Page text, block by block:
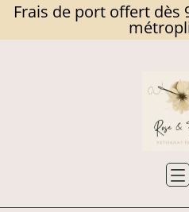
Frais de port offert dès